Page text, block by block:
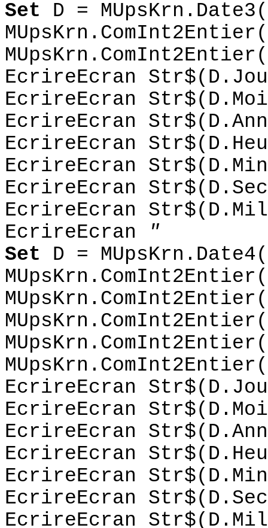
Set D =
EcrireEcran
EcrireEcran
EcrireEcran
EcrireEcran
EcrireEcran
EcrireEcran
EcrireEcran
EcrireEcran
"
Set D =
EcrireEcran
EcrireEcran
EcrireEcran
EcrireEcran
EcrireEcran
EcrireEcran
EcrireEcran